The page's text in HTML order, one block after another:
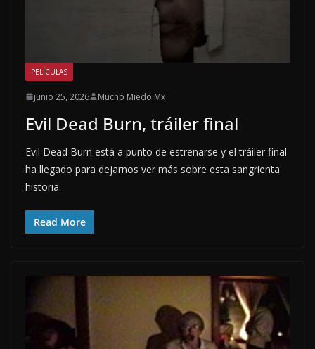
PELÍCULAS
junio 25, 2026 Mucho Miedo Mx
Evil Dead Burn, tráiler final
Evil Dead Burn está a punto de estrenarse y el tráiler final
ha llegado para dejarnos ver más sobre esta sangrienta
historia.
Read More